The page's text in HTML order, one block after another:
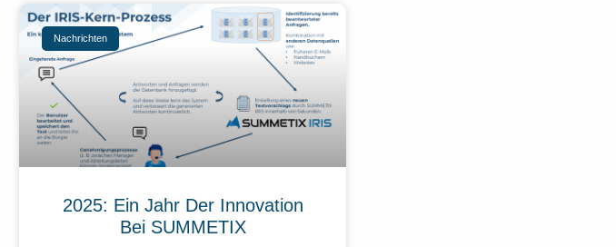
Nachrichten
2025: Ein Jahr Der Innovation
Bei SUMMETIX